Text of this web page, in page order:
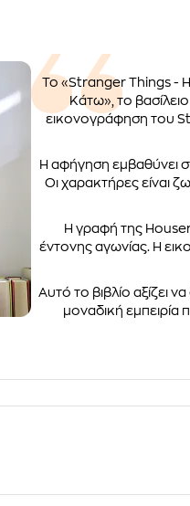
Το «Stranger Things - Η
Κάτω», το
εικονογράφηση του
Η αφήγηση εμβαθύνει
Οι χαρακτήρες είναι
Η γραφή της Houser
έντονης αγωνίας. Η
Αυτό το βιβλίο αξίζει
μοναδική εμπειρία